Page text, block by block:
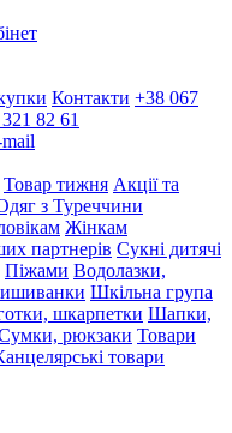
Контакти +38 067
82 61
Товар тижня Акції та
з Туреччини
Жінкам
партнерів Сукні дитячі
Піжами Водолазки,
Шкільна група
шкарпетки Шапки,
рюкзаки Товари
товари